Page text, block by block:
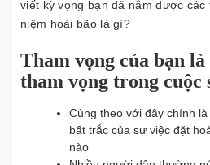
viết kỳ vọng bạn đã nắm được
niệm hoài bão là gì?
Tham vọng của bạn
tham vọng trong cuộc
Cùng theo với đây chính
bất trắc của sự việc đặt
nào